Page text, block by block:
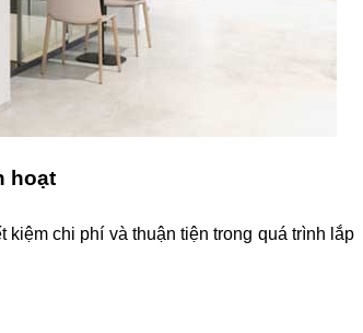
hoạt
chi phí và thuận tiện trong quá trình lắp